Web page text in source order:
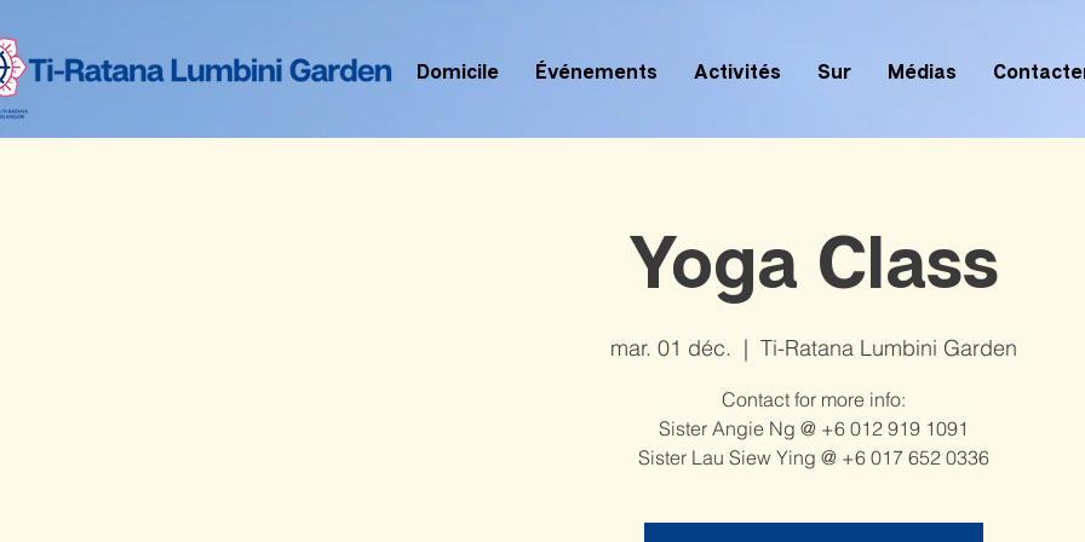
Domicile Événements Activités Sur Médias
Yoga Class
mar. 01 déc.
  |
Ti-Ratana Lumbini Garden
Contact for more info:
Sister Angie Ng @ +6 012 919 1091
Sister Lau Siew Ying @ +6 017 652 0336